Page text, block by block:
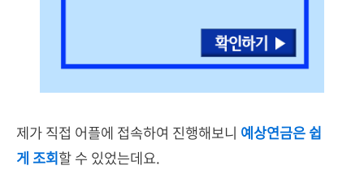
제가 직접 어플에 접속하여 진행해보니 예상연금은 쉽
게 조회할 수 있었는데요.